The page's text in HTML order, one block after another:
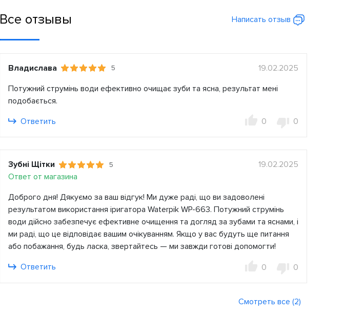
Все отзывы Написать отзыв
Владислава 5
19.02.2025
Потужний струмінь води ефективно очищає зуби та ясна, результат мені
подобається.
Ответить
0 0
Зубні Щітки 5
Ответ от магазина
19.02.2025
Доброго дня! Дякуємо за ваш відгук! Ми дуже раді, що ви задоволені
результатом використання іригатора Waterpik WP-663. Потужний струмінь
води дійсно забезпечує ефективне очищення та догляд за зубами та яснами, і
ми раді, що це відповідає вашим очікуванням. Якщо у вас будуть ще питання
або побажання, будь ласка, звертайтесь — ми завжди готові допомогти!
Ответить
0 0
Смотреть все (2)